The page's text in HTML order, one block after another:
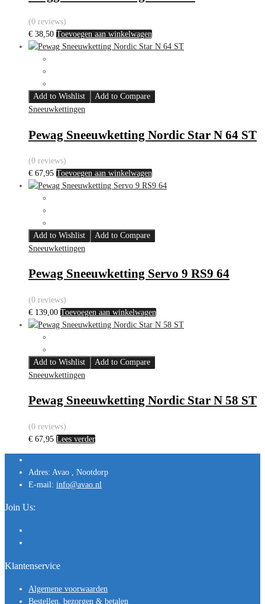
(0 reviews)
€ 38,50 Toevoegen aan winkelwagen
Add to Wishlist
Add to Compare
Sneeuwkettingen
Pewag Sneeuwketting Nordic Star N 64 ST
(0 reviews)
€ 67,95 Toevoegen aan winkelwagen
Add to Wishlist
Add to Compare
Sneeuwkettingen
Pewag Sneeuwketting Servo 9 RS9 64
(0 reviews)
€ 139,00 Toevoegen aan winkelwagen
Add to Wishlist
Add to Compare
Sneeuwkettingen
Pewag Sneeuwketting Nordic Star N 58 ST
(0 reviews)
€ 67,95 Lees verder
Adres: Avao , Nootdorp
E-mail: info@avao.nl
Join Us:
Klantenservice
Algemene voorwaarden
Bestellen, bezorgen & betalen